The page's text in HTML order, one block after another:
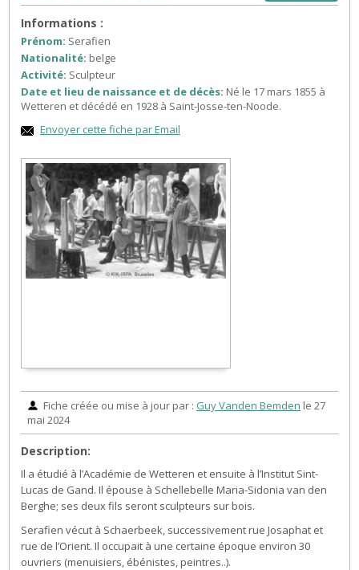
Informations :
Prénom: Serafien
Nationalité: belge
Activité: Sculpteur
Date et lieu de naissance et de décès: Né le 17 mars 1855 à
Wetteren et décédé en 1928 à Saint-Josse-ten-Noode.
Envoyer cette fiche par Email
Fiche créée ou mise à jour par : Guy Vanden Bemden le 27
mai 2024
Description:
Il a étudié à l’Académie de Wetteren et ensuite à l’Institut Sint-
Lucas de Gand. Il épouse à Schellebelle Maria-Sidonia van den
Berghe; ses deux fils seront sculpteurs sur bois.
Serafien vécut à Schaerbeek, successivement rue Josaphat et
rue de l’Orient. Il occupait à une certaine époque environ 30
ouvriers (menuisiers, ébénistes, peintres..).